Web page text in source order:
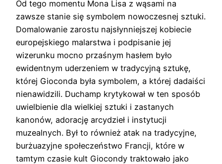
Od tego momentu Mona Lisa z wąsami na
zawsze stanie się symbolem nowoczesnej sztuki.
Domalowanie zarostu najsłynniejszej kobiecie
europejskiego malarstwa i podpisanie jej
wizerunku mocno przaśnym hasłem było
ewidentnym uderzeniem w tradycyjną sztukę,
której Gioconda była symbolem, a której dadaiści
nienawidzili. Duchamp krytykował w ten sposób
uwielbienie dla wielkiej sztuki i zastanych
kanonów, adorację arcydzieł i instytucji
muzealnych. Był to również atak na tradycyjne,
burżuazyjne społeczeństwo Francji, które w
tamtym czasie kult Giocondy traktowało jako